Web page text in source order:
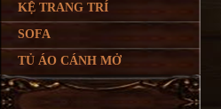
KỆ TRANG TRÍ
SOFA
TỦ ÁO CÁNH MỞ